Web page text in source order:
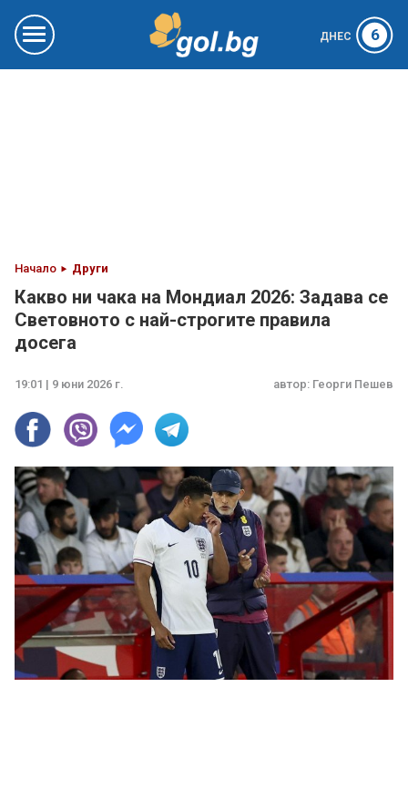
ДНЕС 6
Начало Други
Какво ни чака на Мондиал 2026: Задава се
Световното с най-строгите правила
досега
19:01 | 9 юни 2026 г. автор: Георги Пешев